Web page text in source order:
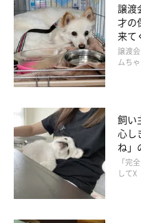
譲渡
才の
来て
譲渡
ムち
飼い
心し
ね」
「完
して